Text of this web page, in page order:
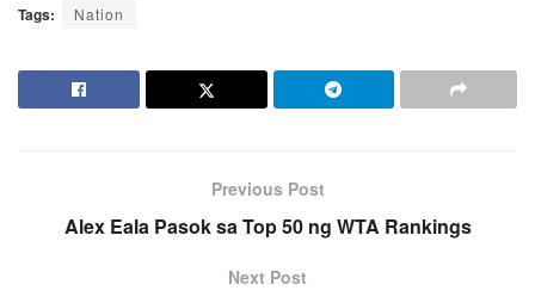
Tags: Nation
Previous Post
Alex Eala Pasok sa Top 50 ng WTA Rankings
Next Post